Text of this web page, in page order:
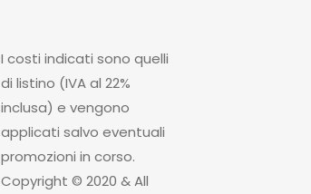
I costi indicati sono quelli
di listino (IVA al 22%
inclusa) e vengono
applicati salvo eventuali
promozioni in corso.
Copyright © 2020 & All